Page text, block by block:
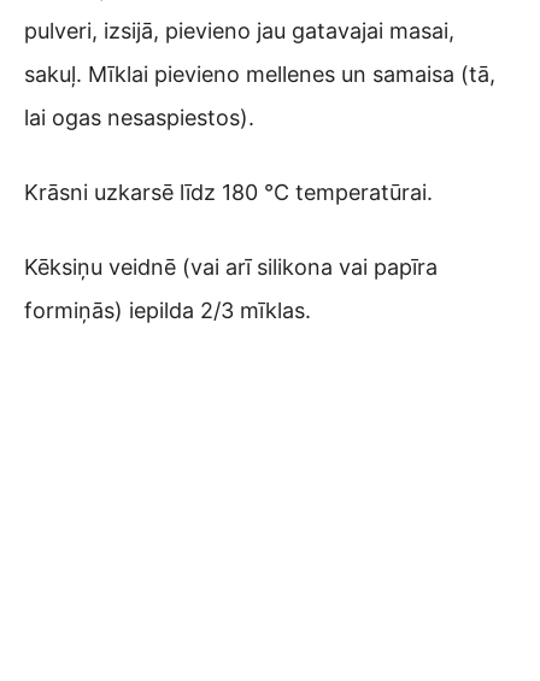
pulveri, izsijā, pievieno jau gatavajai masai,
sakuļ. Mīklai pievieno mellenes un samaisa (tā,
lai ogas nesaspiestos).
Krāsni uzkarsē līdz 180 °C temperatūrai.
Kēksiņu veidnē (vai arī silikona vai papīra
formiņās) iepilda 2/3 mīklas.